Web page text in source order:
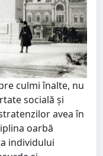
culmi înalte, nu
socială şi
avea în
oarbă
individului